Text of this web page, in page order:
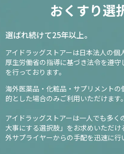
おくすり選
選ばれ続けて25年以上。
アイドラッグストアーは日本法人の個
厚生労働省の指導に基づき法令を遵守
を行っております。
海外医薬品・化粧品・サプリメントの
的とした場合のみご利用いただけます。
アイドラッグストアーは一人でも多く
大事にする選択肢」をお求めいただけ
外サプライヤーからの手配を迅速に行